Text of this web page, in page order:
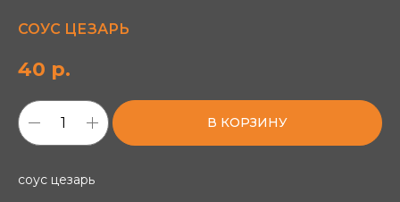
СОУС ЦЕЗАРЬ
40 р.
В КОРЗИНУ
соус цезарь